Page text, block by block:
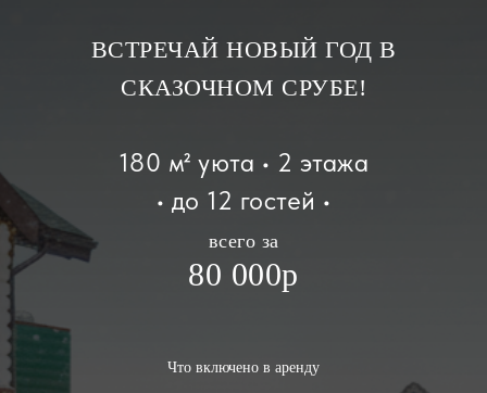
ВСТРЕЧАЙ НОВЫЙ ГОД В
СКАЗОЧНОМ СРУБЕ!
180 м² уюта • 2 этажа
• до 12 гостей •
всего за
80 000р
Что включено в аренду